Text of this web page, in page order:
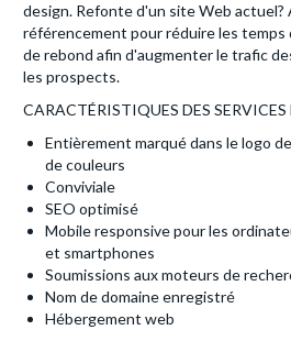
design. Refonte d'un site Web actuel?
référencement pour réduire les
de rebond afin d'augmenter le trafic
les prospects.
CARACTÉRISTIQUES DES
Entièrement marqué dans le logo
de couleurs
Conviviale
SEO optimisé
Mobile responsive pour les
et smartphones
Soumissions aux moteurs de
Nom de domaine enregistré
Hébergement web